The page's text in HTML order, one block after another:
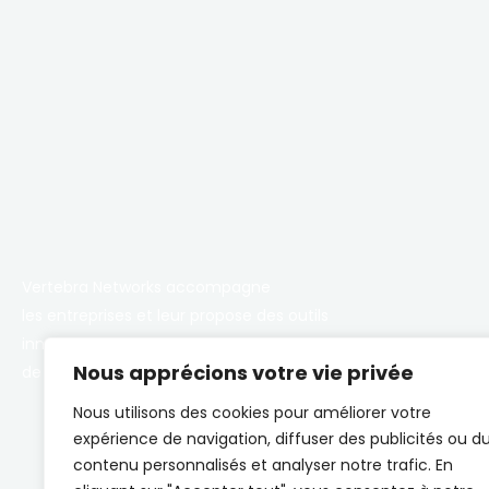
Nous apprécions votre vie privée
Nous utilisons des cookies pour améliorer votre
expérience de navigation, diffuser des publicités ou du
contenu personnalisés et analyser notre trafic. En
innovants permettant d’être connectées,
de communiquer et de s’organiser plus efficacement.